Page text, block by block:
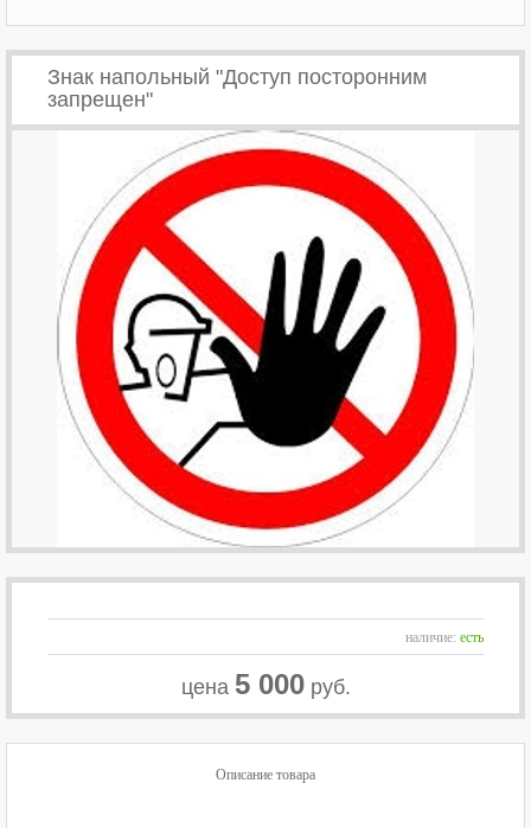
Знак напольный "Доступ посторонним
запрещен"
наличие: есть
цена 5 000руб.
Описание товара